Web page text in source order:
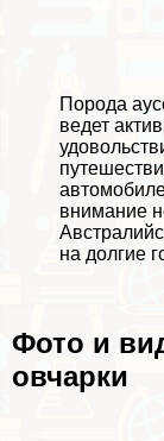
Порода
ведет
внимание
на долгие
Фото и
овчарки